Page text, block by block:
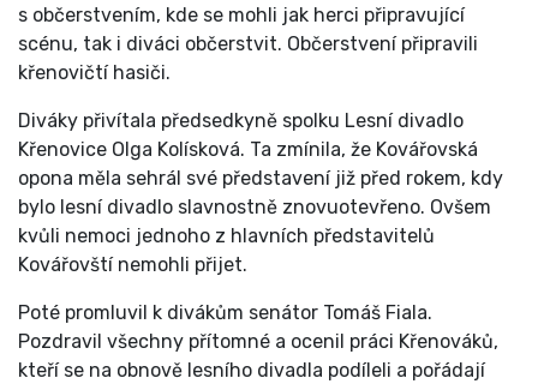
s občerstvením, kde se mohli jak herci připravující
scénu, tak i diváci občerstvit. Občerstvení připravili
křenovičtí hasiči.
Diváky přivítala předsedkyně spolku Lesní divadlo
Křenovice Olga Kolísková. Ta zmínila, že Kovářovská
opona měla sehrál své představení již před rokem, kdy
bylo lesní divadlo slavnostně znovuotevřeno. Ovšem
kvůli nemoci jednoho z hlavních představitelů
Kovářovští nemohli přijet.
Poté promluvil k divákům senátor Tomáš Fiala.
Pozdravil všechny přítomné a ocenil práci Křenováků,
kteří se na obnově lesního divadla podíleli a pořádají